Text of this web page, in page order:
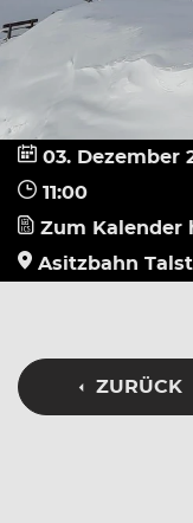
03. Dezember
11:00
Zum Kalender
Asitzbahn
ZURÜCK